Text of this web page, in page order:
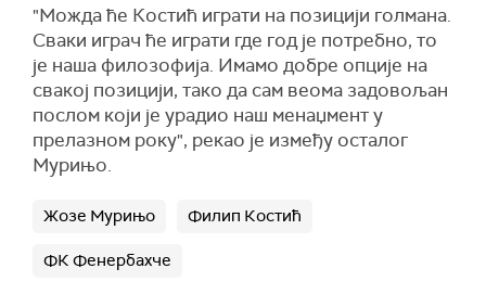
"Можда ће Костић играти на позицији голмана.
Сваки играч ће играти где год је потребно, то
је наша филозофија. Имамо добре опције на
свакој позицији, тако да сам веома задовољан
послом који је урадио наш менаџмент у
прелазном року", рекао је између осталог
Мурињо.
Жозе Мурињо Филип Костић
ФК Фенербахче